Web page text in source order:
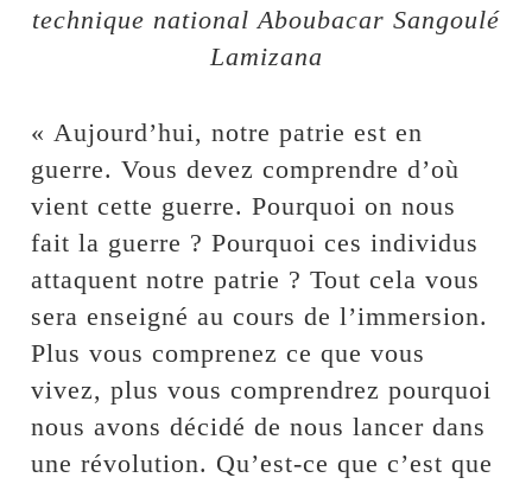
technique national Aboubacar Sangoulé
Lamizana
« Aujourd’hui, notre patrie est en
guerre. Vous devez comprendre d’où
vient cette guerre. Pourquoi on nous
fait la guerre ? Pourquoi ces individus
attaquent notre patrie ? Tout cela vous
sera enseigné au cours de l’immersion.
Plus vous comprenez ce que vous
vivez, plus vous comprendrez pourquoi
nous avons décidé de nous lancer dans
une révolution. Qu’est-ce que c’est que